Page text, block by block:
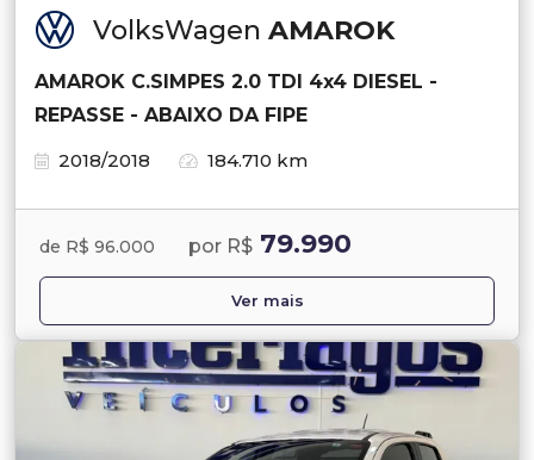
VolksWagen AMAROK
AMAROK C.SIMPES 2.0 TDI 4x4 DIESEL -
REPASSE - ABAIXO DA FIPE
2018/2018
184.710 km
de R$ 96.000 por R$ 79.990
Ver mais